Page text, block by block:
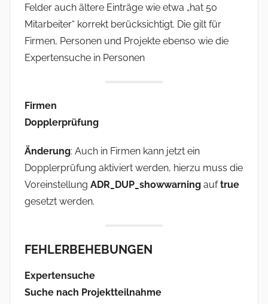
Felder auch ältere Einträge wie etwa „hat 50
Mitarbeiter“ korrekt berücksichtigt. Die gilt für
Firmen, Personen und Projekte ebenso wie die
Expertensuche in Personen
Firmen
Dopplerprüfung
Änderung: Auch in Firmen kann jetzt ein
Dopplerprüfung aktiviert werden, hierzu muss die
Voreinstellung ADR_DUP_showwarning auftrue
gesetzt werden.
FEHLERBEHEBUNGEN
Expertensuche
Suche nach Projektteilnahme